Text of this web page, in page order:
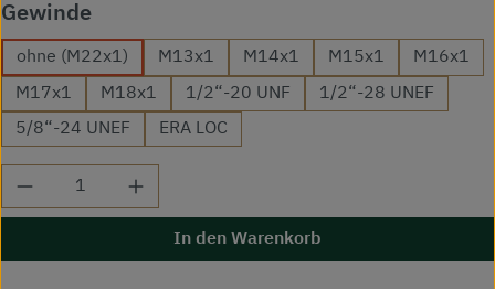
Gewindeauswählen
ohne (M22x1) M13x1 M14x1 M15x1 M16x1
M17x1 M18x1 1/2“-20 UNF
1/2“-28 UNEF
5/8“-24 UNEF
ERA LOC
Produkt Anzahl: Gib den gewünschten
In den Warenkorb